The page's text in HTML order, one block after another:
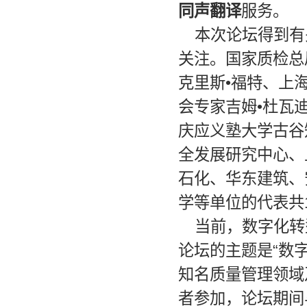
同声翻译服务。
本次论坛得到
关注。国家质检
克里斯•福特、上
会专家吉姆•杜瓦
庆应义塾大学古
全发展研究中心
石化、华东建筑
学等单位的代表
当前，数字化
论坛的主题是“数
知名质量管理领
者参加，论坛期